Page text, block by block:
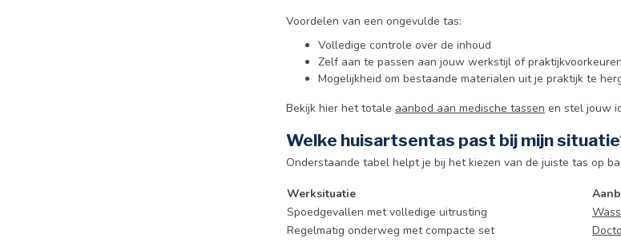
Voordelen van een ongevulde tas:
Volledige controle over de inhoud
Zelf aan te passen aan jouw werkstijl of praktijkvoorkeuren
Mogelijkheid om bestaande materialen uit je praktijk te
Bekijk hier het totale aanbod aan medische tassen en stel jouw
Welke huisartsentas past bij mijn
Onderstaande tabel helpt je bij het kiezen van de juiste tas op
Werksituatie
Spoedgevallen met volledige uitrusting
Regelmatig onderweg met compacte set